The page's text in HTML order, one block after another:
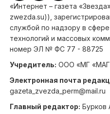
«Интернет – газета
zwezda.su)),
службой по надзору в
технологий и массовых
номер ЭЛ № ФС 77 - 88725
Учредитель: ООО «МГ
Электронная почта
gazeta_zvezda_perm@mail.ru
Главный редактор: Бурков